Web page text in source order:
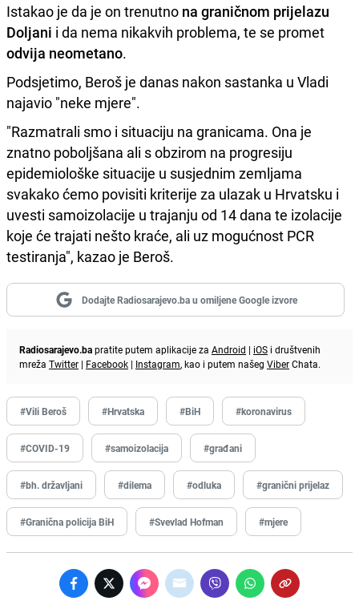
Istakao je da je on trenutno na graničnom prijelazu
Doljani i da nema nikakvih problema, te se promet
odvija neometano.
Podsjetimo, Beroš je danas nakon sastanka u Vladi
najavio "neke mjere".
"Razmatrali smo i situaciju na granicama. Ona je
znatno poboljšana ali s obzirom na progresiju
epidemiološke situacije u susjednim zemljama
svakako ćemo povisiti kriterije za ulazak u Hrvatsku i
uvesti samoizolacije u trajanju od 14 dana te izolacije
koje će trajati nešto kraće, ali uz mogućnost PCR
testiranja", kazao je Beroš.
Dodajte Radiosarajevo.ba u omiljene Google izvore
Radiosarajevo.bapratite putem aplikacije za Android | iOS i društvenih
mreža Twitter | Facebook | Instagram, kao i putem našeg ViberChata.
#Vili Beroš #Hrvatska #BiH #koronavirus
#COVID-19 #samoizolacija #građani
#bh. državljani #dilema #odluka #granični prijelaz
#Granična policija BiH #Svevlad Hofman #mjere